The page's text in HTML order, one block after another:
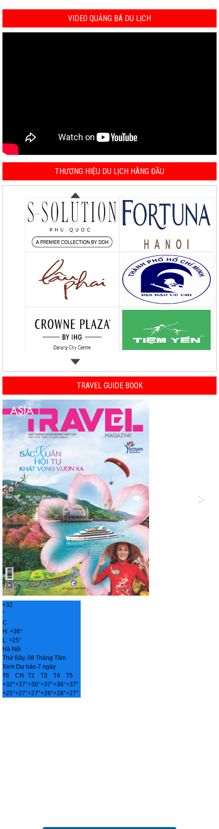
VIDEO QUẢNG BÁ DU LỊCH
THƯƠNG HIỆU DU LỊCH HÀNG ĐẦU
TRAVEL GUIDE BOOK
Previous
+32
°
C
H: +36°
L: +25°
Hà Nội
Thứ Bảy, 08 Tháng Tám
Xem Dự báo 7 ngày
T6
CN T2 T3 T4
T5
+32°+37°+36°+37°+36°+37°
+25°+27°+27°+28°+28°+27°